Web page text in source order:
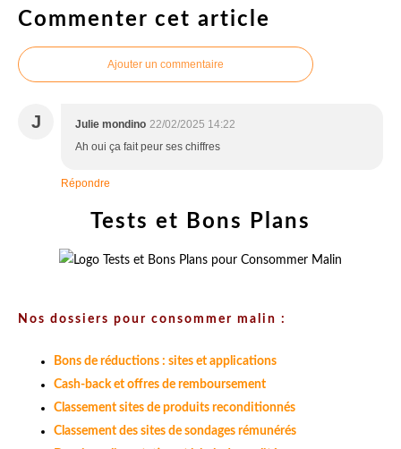
Commenter cet article
Ajouter un commentaire
J Julie mondino 22/02/2025 14:22
Ah oui ça fait peur ses chiffres
Répondre
Tests et Bons Plans
Nos dossiers pour consommer malin :
Bons de réductions : sites et applications
Cash-back et offres de remboursement
Classement sites de produits reconditionnés
Classement des sites de sondages rémunérés